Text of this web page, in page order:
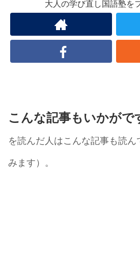
大人の学び直し国語塾を
こんな記事もいかがで
を読んだ人はこんな記事も読ん
みます）。